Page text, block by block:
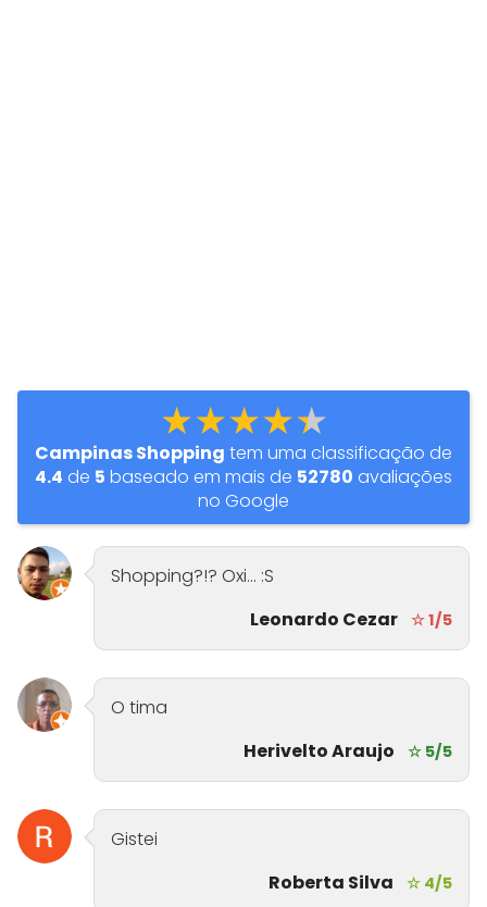
★★★★★
Campinas Shopping tem uma classificação de
4.4 de 5 baseado em mais de 52780 avaliações
no Google
Shopping?!? Oxi... :S
Leonardo Cezar ☆ 1/5
O tima
Herivelto Araujo
☆ 5/5
Gistei
Roberta Silva
☆ 4/5